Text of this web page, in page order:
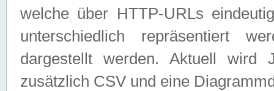
welche über HTTP-URLs
unterschiedlich repräsentiert
dargestellt werden. Aktuell wird
zusätzlich CSV und eine